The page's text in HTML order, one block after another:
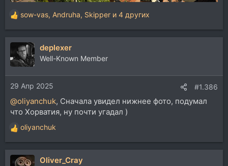
Р
е
а
ц
и
и
:
sow-vas, Andruha, Skipper и 4 других
deplexer
Well-Known Member
29 Апр 2025 #1.386
@oliyanchuk, Сначала увидел нижнее фото, подумал
что Хорватия, ну почти угадал )
Р
е
а
к
oliyanchuk
Oliver_Cray